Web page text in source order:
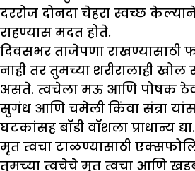
दररोज दोनदा चेहरा स्वच्छ केल्याने
राहण्यास मदत होते.
दिवसभर ताजेपणा राखण्यासाठी
नाही तर तुमच्या शरीरालाही
असते. त्वचेला मऊ आणि पोषक
सुगंध आणि चमेली किंवा संत्रा
घटकांसह बॉडी वॉशला प्राधान्य द्या.
मृत त्वचा टाळण्यासाठी
तुमच्या त्वचेचे मृत त्वचा आणि